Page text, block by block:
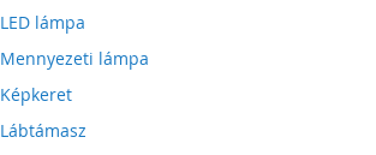
LED lámpa
Mennyezeti lámpa
Képkeret
Lábtámasz